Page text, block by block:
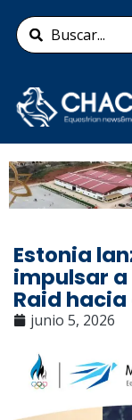
contenido
Search
...
Añade aquí tu
cabecera
Estonia
impulsar a
Raid hacia
junio 5, 2026